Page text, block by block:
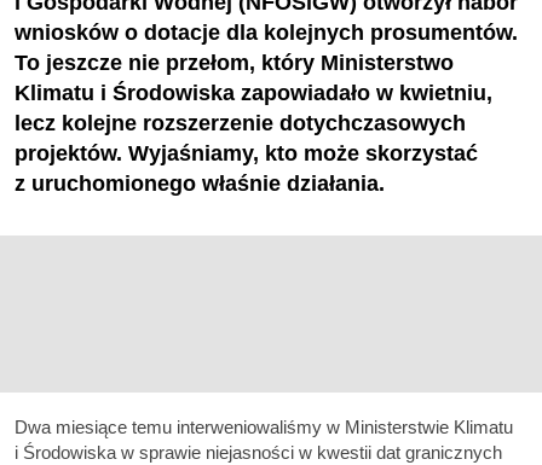
wniosków o dotacje dla kolejnych prosumentów.
To jeszcze nie przełom, który Ministerstwo
Klimatu i Środowiska zapowiadało w kwietniu,
lecz kolejne rozszerzenie dotychczasowych
projektów. Wyjaśniamy, kto może skorzystać
z uruchomionego właśnie działania.
Dwa miesiące temu interweniowaliśmy w Ministerstwie Klimatu
i Środowiska w sprawie niejasności w kwestii dat granicznych